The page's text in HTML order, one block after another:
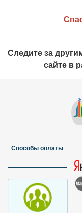
Следите за
сайте в
Способы оплаты